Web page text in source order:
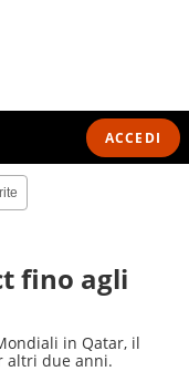
ACCEDI
fino agli
in Qatar, il
altri due anni.